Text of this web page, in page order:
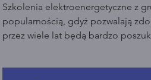
Szkolenia elektroenergetyczne z
popularnością, gdyż pozwalają
przez wiele lat będą bardzo